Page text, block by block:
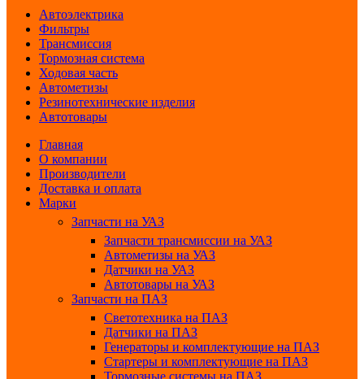
Автоэлектрика
Фильтры
Трансмиссия
Тормозная система
Ходовая часть
Автометизы
Резинотехнические изделия
Автотовары
Главная
О компании
Производители
Доставка и оплата
Марки
Запчасти на УАЗ
Запчасти трансмиссии на УАЗ
Автометизы на УАЗ
Датчики на УАЗ
Автотовары на УАЗ
Запчасти на ПАЗ
Светотехника на ПАЗ
Датчики на ПАЗ
Генераторы и комплектующие на ПАЗ
Стартеры и комплектующие на ПАЗ